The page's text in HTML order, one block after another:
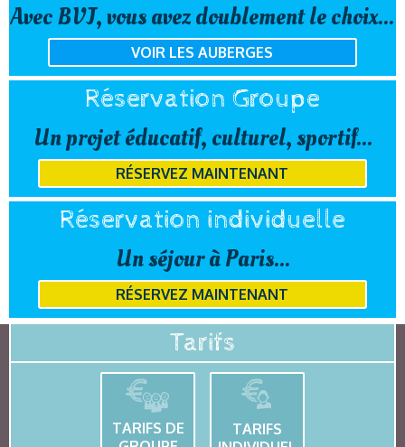
Avec BVJ, vous avez doublement le choix...
VOIR LES AUBERGES
Réservation Groupe
Un projet éducatif, culturel, sportif...
RÉSERVEZ MAINTENANT
Réservation individuelle
Un séjour à Paris...
RÉSERVEZ MAINTENANT
Tarifs
TARIFS DE
TARIFS